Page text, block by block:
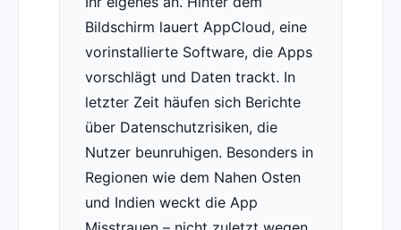
Bildschirm lauert AppCloud, eine
vorinstallierte Software, die Apps
vorschlägt und Daten trackt. In
letzter Zeit häufen sich Berichte
über Datenschutzrisiken, die
Nutzer beunruhigen. Besonders in
Regionen wie dem Nahen Osten
und Indien weckt die App